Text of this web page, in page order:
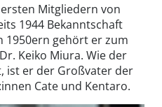
Mitgliedern von
1944 Bekanntschaft
1950ern gehört er zum
Keiko Miura. Wie der
ist er der Großvater der
Cate und Kentaro.